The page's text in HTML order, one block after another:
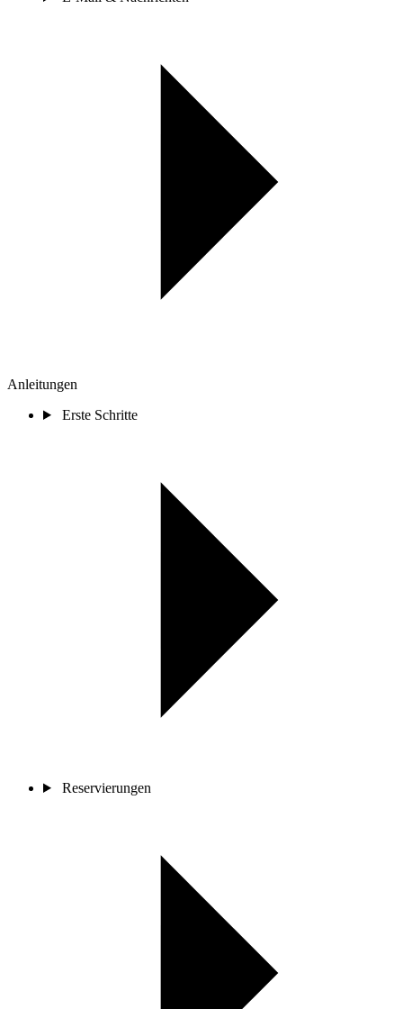
Anleitungen
Erste Schritte
Reservierungen